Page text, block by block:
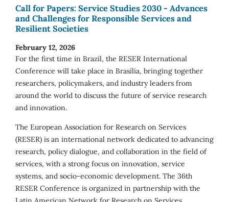
Call for Papers: Service Studies 2030 - Advances
and Challenges for Responsible Services and
Resilient Societies
February 12, 2026
For the first time in Brazil, the RESER International
Conference will take place in Brasília, bringing together
researchers, policymakers, and industry leaders from
around the world to discuss the future of service research
and innovation.
The European Association for Research on Services
(RESER) is an international network dedicated to advancing
research, policy dialogue, and collaboration in the field of
services, with a strong focus on innovation, service
systems, and socio-economic development. The 36th
RESER Conference is organized in partnership with the